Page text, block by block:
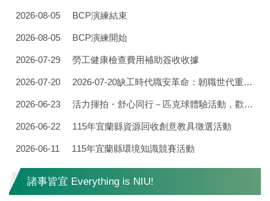
2026-08-05 BCP演練結束
2026-08-05 BCP演練開始
2026-07-29 勞工健康檢查費用補助簽收收據
2026-07-20 2026-07-20缺工時代職安革命：韌職世代重塑留才力
2026-06-23 活力揮拍・舒心同行－匹克球體驗活動，歡迎同仁踴躍報名參加!!
2026-06-22 115年宜蘭縣資源回收創意教具徵選活動
2026-06-11 115年宜蘭縣環境知識競賽活動
諸事皆宜 Everything is NIU!